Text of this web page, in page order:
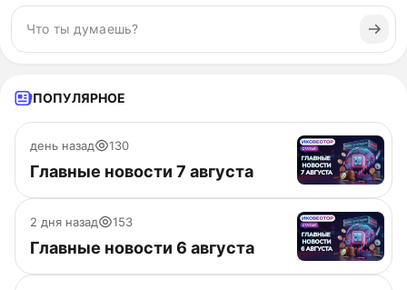
ПОПУЛЯРНОЕ
день назад 130
Главные новости 7 августа
2 дня назад 153
Главные новости 6 августа